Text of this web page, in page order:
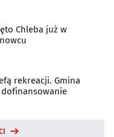
Chleba już w
rekreacji. Gmina
dofinansowanie